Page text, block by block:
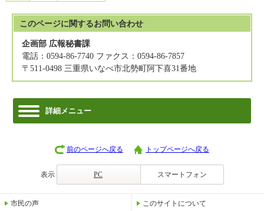
このページに関するお問い合わせ
企画部 広報秘書課
電話：0594-86-7740 ファクス：0594-86-7857
〒511-0498 三重県いなべ市北勢町阿下喜31番地
詳細メニュー
前のページへ戻る トップページへ戻る
表示 PC スマートフォン
市民の声 このサイトについて